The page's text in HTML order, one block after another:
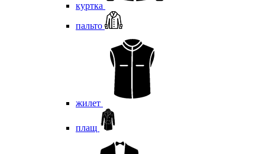
куртка
пальто
жилет
плащ